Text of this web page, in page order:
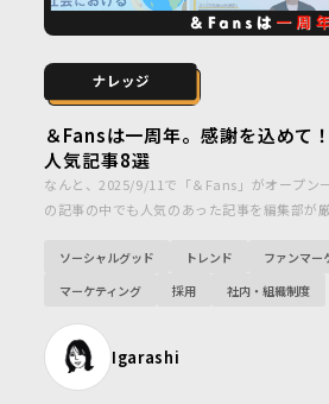
＆Fansは一周年。感謝を込めて
人気記事8選
なんと、2025/9/11で「＆Fans」がオープン
の記事の中でも人気のあった記事を編集部が
ソーシャルグッド トレンド
ファンマー
マーケティング
採用 社内・組織制度
Igarashi